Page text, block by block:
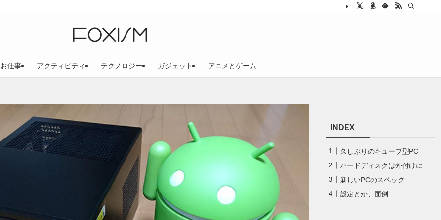
お仕事 アクティビティ テクノロジー ガジェット アニメとゲーム
INDEX
久しぶりのキューブ型PC
ハードディスクは外付けに
新しいPCのスペック
設定とか、面倒